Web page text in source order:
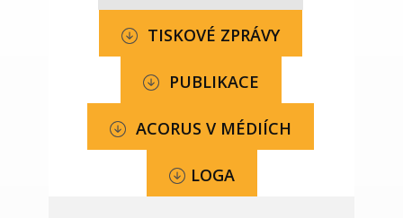
TISKOVÉ ZPRÁVY
PUBLIKACE
ACORUS V MÉDIÍCH
LOGA